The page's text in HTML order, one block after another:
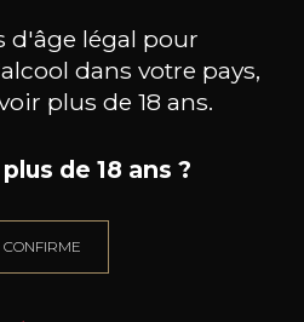
d'âge légal pour
dans votre pays,
plus de 18 ans.
de 18 ans ?
CONFIRME